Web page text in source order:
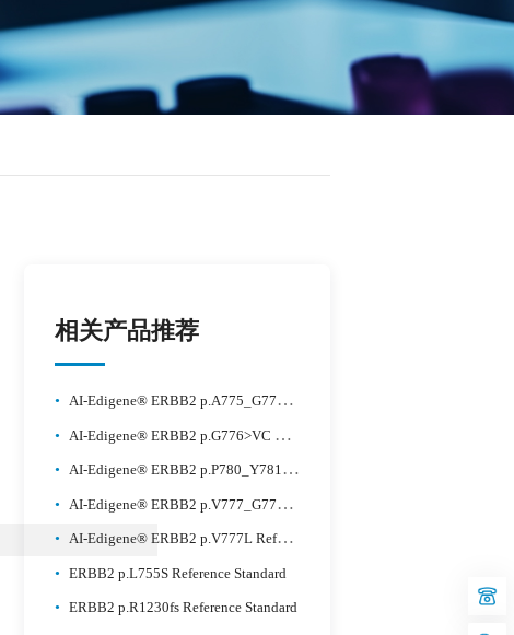
相关产品推荐
• AI-Edigene® ERBB2 p.A775_G776insYVMA Reference Standard Plus
• AI-Edigene® ERBB2 p.G776>VC Reference Standard plus
• AI-Edigene® ERBB2 p.P780_Y781insGSP Reference Standard Plus
• AI-Edigene® ERBB2 p.V777_G778insCG Reference Standard Plus
• AI-Edigene® ERBB2 p.V777L Reference Standard Plus
• ERBB2 p.L755S Reference Standard
• ERBB2 p.R1230fs Reference Standard